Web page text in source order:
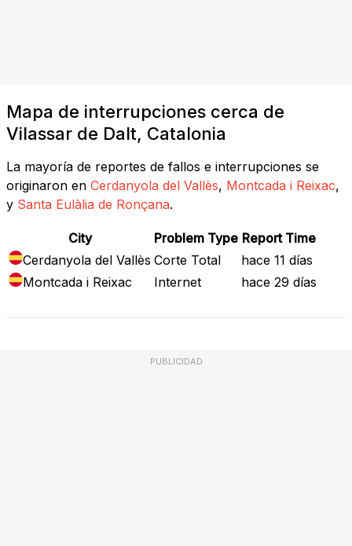
Mapa de interrupciones cerca de
Vilassar de Dalt, Catalonia
La mayoría de reportes de fallos e interrupciones se
originaron en Cerdanyola del Vallès, Montcada i Reixac,
y Santa Eulàlia de Ronçana.
City Problem Type Report Time
Cerdanyola del Vallès Corte Total
hace 11 días
Montcada i Reixac
Internet hace 29 días
PUBLICIDAD